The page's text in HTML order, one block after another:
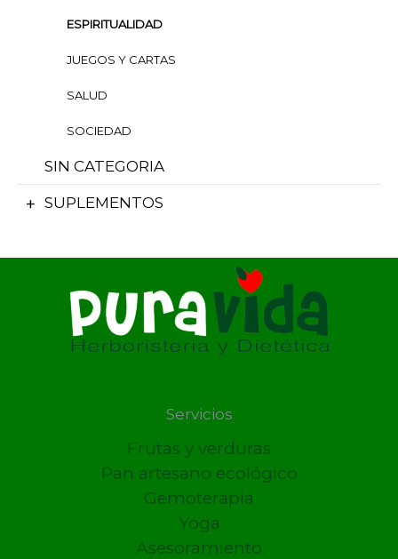
ESPIRITUALIDAD
JUEGOS Y CARTAS
SALUD
SOCIEDAD
SIN CATEGORIA
SUPLEMENTOS
Servicios
Frutas y verduras
Pan artesano ecológico
Gemoterapia
Yoga
Asesoramiento